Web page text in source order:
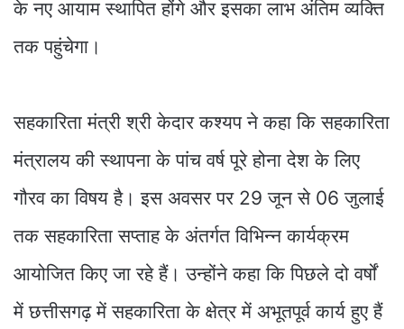
के नए आयाम स्थापित होंगे और इसका लाभ अंतिम व्यक्ति
तक पहुंचेगा।
सहकारिता मंत्री श्री केदार कश्यप ने कहा कि सहकारिता
मंत्रालय की स्थापना के पांच वर्ष पूरे होना देश के लिए
गौरव का विषय है। इस अवसर पर 29 जून से 06 जुलाई
तक सहकारिता सप्ताह के अंतर्गत विभिन्न कार्यक्रम
आयोजित किए जा रहे हैं। उन्होंने कहा कि पिछले दो वर्षों
में छत्तीसगढ़ में सहकारिता के क्षेत्र में अभूतपूर्व कार्य हुए हैं